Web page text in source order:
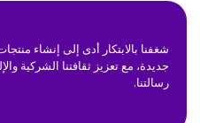
شغفنا بالابتكار أدى إلى إنشاء
جديدة، مع تعزيز ثقافتنا الشركية
رسالتنا.